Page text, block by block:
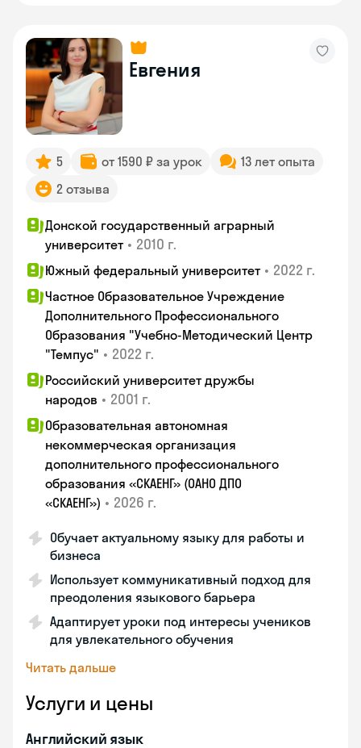
Евгения
5 от 1590 ₽ за урок
13 лет опыта
2 отзыва
Донской государственный аграрный
университет • 2010 г.
Южный федеральный университет • 2022 г.
Частное Образовательное Учреждение
Дополнительного Профессионального
Образования "Учебно-Методический Центр
"Темпус" • 2022 г.
Российский университет дружбы
народов • 2001 г.
Образовательная автономная
некоммерческая организация
дополнительного профессионального
образования «СКАЕНГ» (ОАНО ДПО
«СКАЕНГ») • 2026 г.
Обучает актуальному языку для работы и
бизнеса
Использует коммуникативный подход для
преодоления языкового барьера
Адаптирует уроки под интересы учеников
для увлекательного обучения
Читать дальше
Услуги и цены
Английский язык